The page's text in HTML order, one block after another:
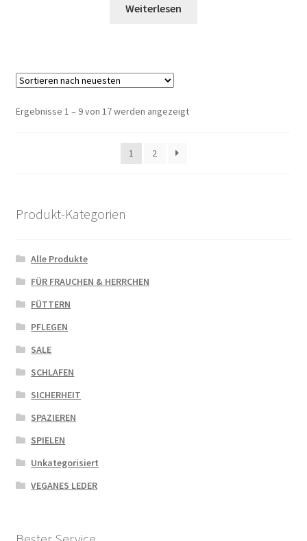
Weiterlesen
Ergebnisse 1 – 9 von 17 werden angezeigt
1 2
Produkt-Kategorien
Alle Produkte
FÜR FRAUCHEN & HERRCHEN
FÜTTERN
PFLEGEN
SALE
SCHLAFEN
SICHERHEIT
SPAZIEREN
SPIELEN
Unkategorisiert
VEGANES LEDER